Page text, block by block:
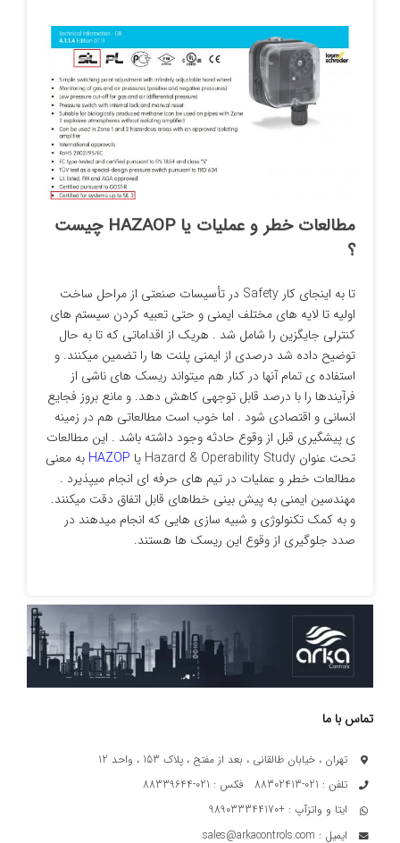
مطالعات خطر و عملیات یا HAZAOP چیست
؟
تا به اینجای کار Safety در تأسیسات صنعتی از مراحل ساخت
اولیه تا لایه های مختلف ایمنی و حتی تعبیه کردن سیستم های
کنترلی جایگزین را شامل شد . هریک از اقداماتی که تا به حال
توضیح داده شد درصدی از ایمنی پلنت ها را تضمین میکنند. و
استفاده ی تمام آنها در کنار هم میتواند ریسک های ناشی از
فرآیندها را با درصد قابل توجهی کاهش دهد. و مانع بروز فجایع
انسانی و اقتصادی شود . اما خوب است مطالعاتی هم در زمینه
ی پیشگیری قبل از وقوع حادثه وجود داشته باشد . این مطالعات
تحت عنوان Hazard & Operability Study یا
HAZOP به معنی
مطالعات خطر و عملیات در تیم های حرفه ای انجام میپذیرد .
مهندسین ایمنی به پیش بینی خطاهای قابل اتفاق دقت میکنند.
و به کمک تکنولوژی و شبیه سازی هایی که انجام میدهند در
صدد جلوگیری از وقوع این ریسک ها هستند.
تماس با ما
تهران ، خیابان طالقانی ، بعد از مفتح ، پلاک 153 ، واحد 12
تلفن : 021-88302413 فکس : 021-88339644
ایتا و واتزآپ : +989033344170
ایمیل : sales@arkacontrols.com